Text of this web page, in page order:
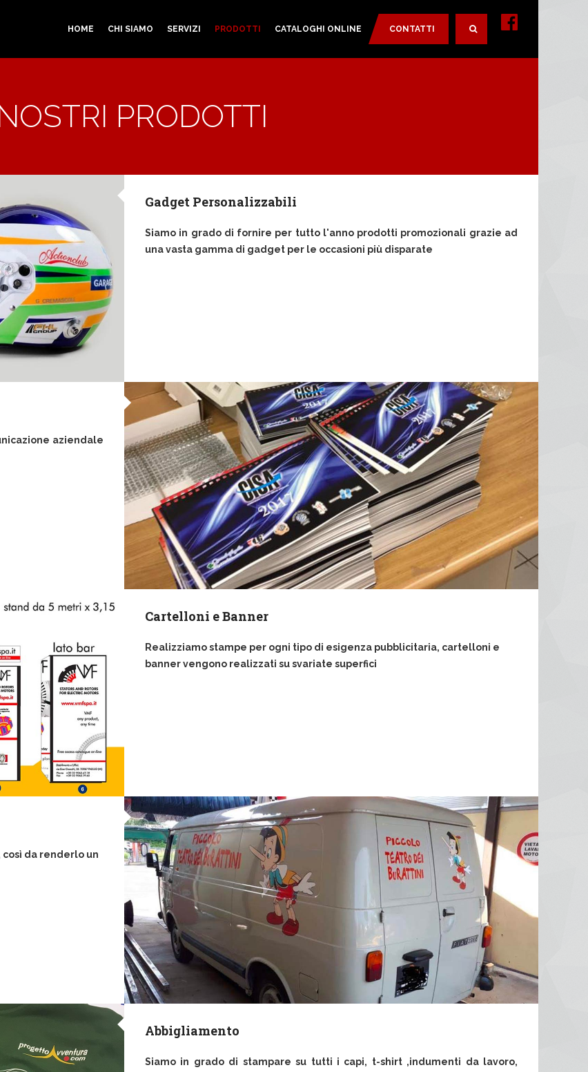
HOME CHI SIAMO SERVIZI PRODOTTI CATALOGHI ONLINE CONTATTI
PRODOTTI
Gadget Personalizzabili
Siamo in grado di fornire per tutto l'anno prodotti promozionali grazie ad
una vasta gamma di gadget per le occasioni più disparate
aziendale
Cartelloni e Banner
Realizziamo stampe per ogni tipo di esigenza pubblicitaria, cartelloni e
banner vengono realizzati su svariate superfici
da renderlo un
Abbigliamento
Siamo in grado di stampare su tutti i capi, t-shirt ,indumenti da lavoro,